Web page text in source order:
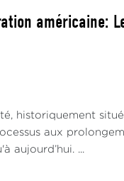
américaine:
historiquement
aux
aujourd’hui. ...